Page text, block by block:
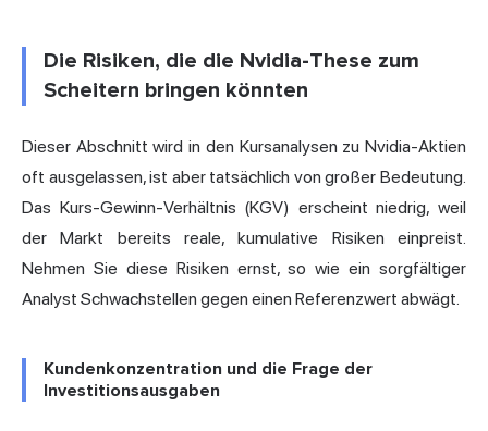
Die Risiken, die die Nvidia-These zum
Scheitern bringen könnten
Dieser Abschnitt wird in den Kursanalysen zu Nvidia-Aktien
oft ausgelassen, ist aber tatsächlich von großer Bedeutung.
Das Kurs-Gewinn-Verhältnis (KGV) erscheint niedrig, weil
der Markt bereits reale, kumulative Risiken einpreist.
Nehmen Sie diese Risiken ernst, so wie ein sorgfältiger
Analyst Schwachstellen gegen einen Referenzwert abwägt.
Kundenkonzentration und die Frage der
Investitionsausgaben